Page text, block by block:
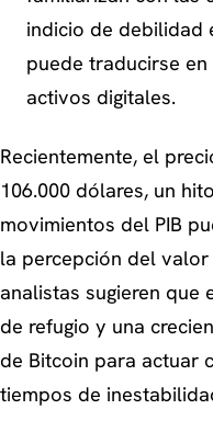
indicio de debilidad
puede traducirse
activos digitales.
Recientemente, el
106.000 dólares, un
movimientos del PIB
la percepción del
analistas sugieren que
de refugio y una
de Bitcoin para actuar
tiempos de